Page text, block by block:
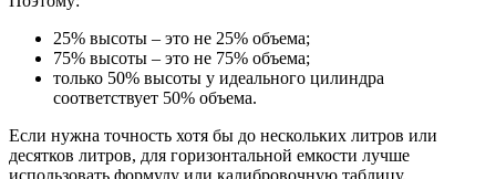
25% высоты – это не 25% объема;
75% высоты – это не 75% объема;
только 50% высоты у идеального цилиндра
соответствует 50% объема.
Если нужна точность хотя бы до нескольких литров или
десятков литров, для горизонтальной емкости лучше
использовать формулу или калибровочную таблицу.